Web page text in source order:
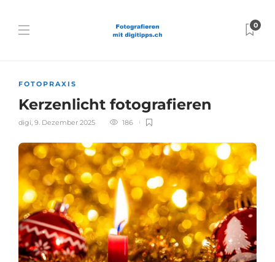
0
FOTOPRAXIS
Kerzenlicht fotografieren
digi, 9. Dezember 2025 186